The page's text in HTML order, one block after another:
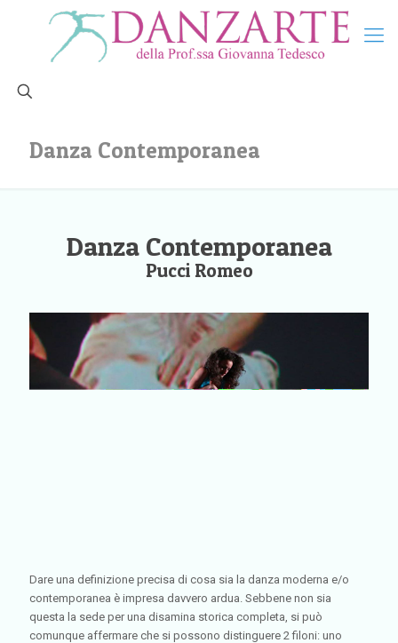
Danza Contemporanea
Danza Contemporanea
Pucci Romeo
Dare una definizione precisa di cosa sia la danza moderna e/o
contemporanea è impresa davvero ardua. Sebbene non sia
questa la sede per una disamina storica completa, si può
comunque affermare che si possono distinguere 2 filoni: uno